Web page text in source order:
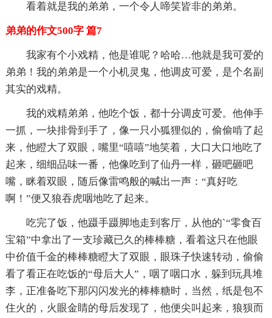
看着就是我的弟弟，一个令人啼笑皆非的弟弟。
弟弟的作文500字 篇7
我家有个小戏精，他是谁呢？哈哈…他就是我可爱的
弟弟！我的弟弟是一个小机灵鬼，他调皮可爱，是个名副
其实的戏精。
我的戏精弟弟，他吃个饭，都十分调皮可爱。他伸手
一抓，一块排骨到手了，像一只小狐狸似的，偷偷啃了起
来，他瞪大了双眼，嘴里“嘻嘻”地笑着，大口大口地吃了
起来，细细品味一番，他像吃到了仙丹一样，砸吧砸吧
嘴，眯着双眼，随后像雷鸣般的喊出一声：“真好吃
啊！”便又狼吞虎咽地吃了起来。
吃完了饭，他蹑手蹑脚地走到客厅，从他的`“零食百
宝箱”中拿出了一支珍藏已久的棒棒糖，看着这只在他眼
中价值千金的棒棒糖瞪大了双眼，眼珠子快速转动，偷偷
看了看正在吃饭的“母后大人”，咽了咽口水，躲到玩具堆
李，正准备吃下那闪闪发光的棒棒糖时，当然，纸是包不
住火的，火眼金睛的母后发现了，他便尖叫起来，狼狈而